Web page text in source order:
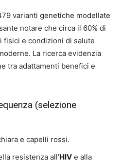
varianti genetiche modellate
notare che circa il 60% di
fisici e condizioni di salute
La ricerca evidenzia
tra adattamenti benefici e
(selezione
e capelli rossi.
resistenza all’HIV e alla